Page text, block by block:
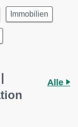
Immobilien
Alle